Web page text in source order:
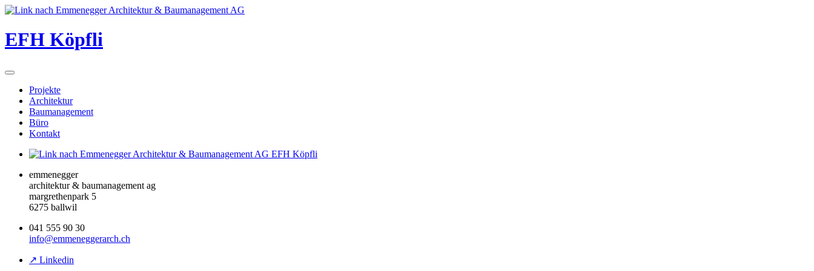
EFH Köpfli
Projekte
Architektur
Baumanagement
Büro
Kontakt
EFH Köpfli
emmenegger
architektur & baumanagement ag
margrethenpark 5
6275 ballwil
041 555 90 30
info@emmeneggerarch.ch
↗ Linkedin